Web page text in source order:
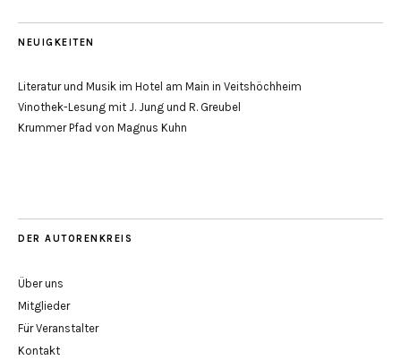
NEUIGKEITEN
Literatur und Musik im Hotel am Main in Veitshöchheim
Vinothek-Lesung mit J. Jung und R. Greubel
Krummer Pfad von Magnus Kuhn
DER AUTORENKREIS
Über uns
Mitglieder
Für Veranstalter
Kontakt